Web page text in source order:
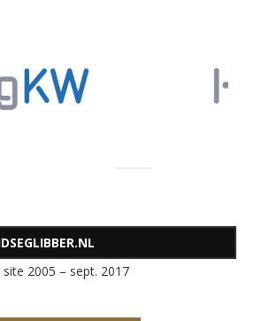
2005 – sept. 2017